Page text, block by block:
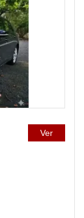
Ver